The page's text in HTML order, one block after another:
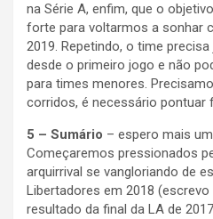
na Série A, enfim, que o
forte para voltarmos a sonhar
2019. Repetindo, o time
desde o primeiro jogo e não
para times menores.
corridos, é necessário pontuar
5 – Sumário – espero mais
Começaremos pressionados
arquirrival se vangloriando de
Libertadores em 2018
resultado da final da LA de